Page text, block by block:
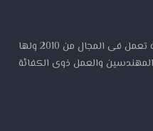
الشركة لها خبرة كبيرة فى المجال حيث تعمل فى المجال من 2010 ولها
والعمل ذوى الكفائة